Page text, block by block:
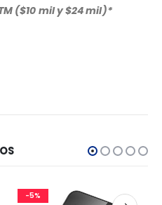
($10 mil y $24 mil)*
-5%